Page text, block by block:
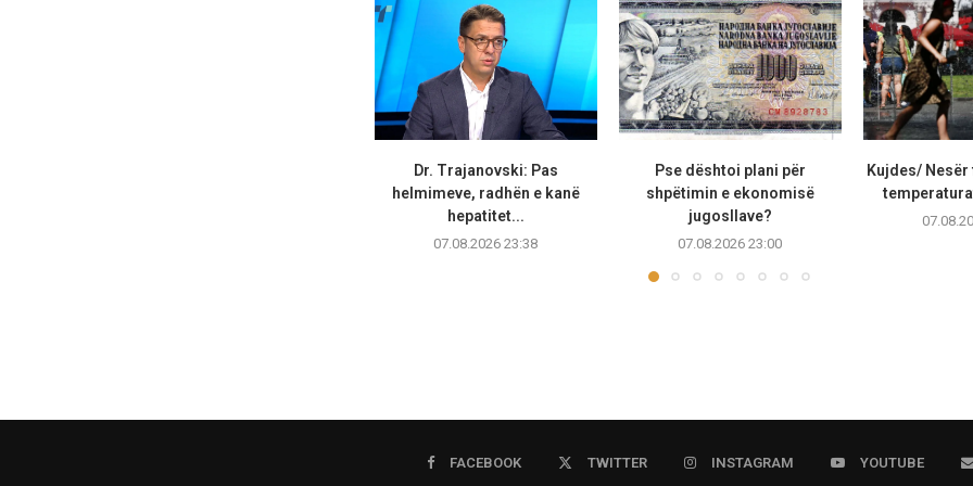
Dr. Trajanovski: Pas
helmimeve, radhën e kanë
hepatitet...
07.08.2026 23:38
Pse dështoi plani për
shpëtimin e ekonomisë
jugosllave?
07.08.2026 23:00
Kujdes/
FACEBOOK TWITTER INSTAGRAM YOUTUBE